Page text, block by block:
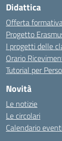
Didattica
Offerta
Progetto
I progetti delle
Orario
Tutorial per
Novità
Le notizie
Le circolari
Calendario eventi